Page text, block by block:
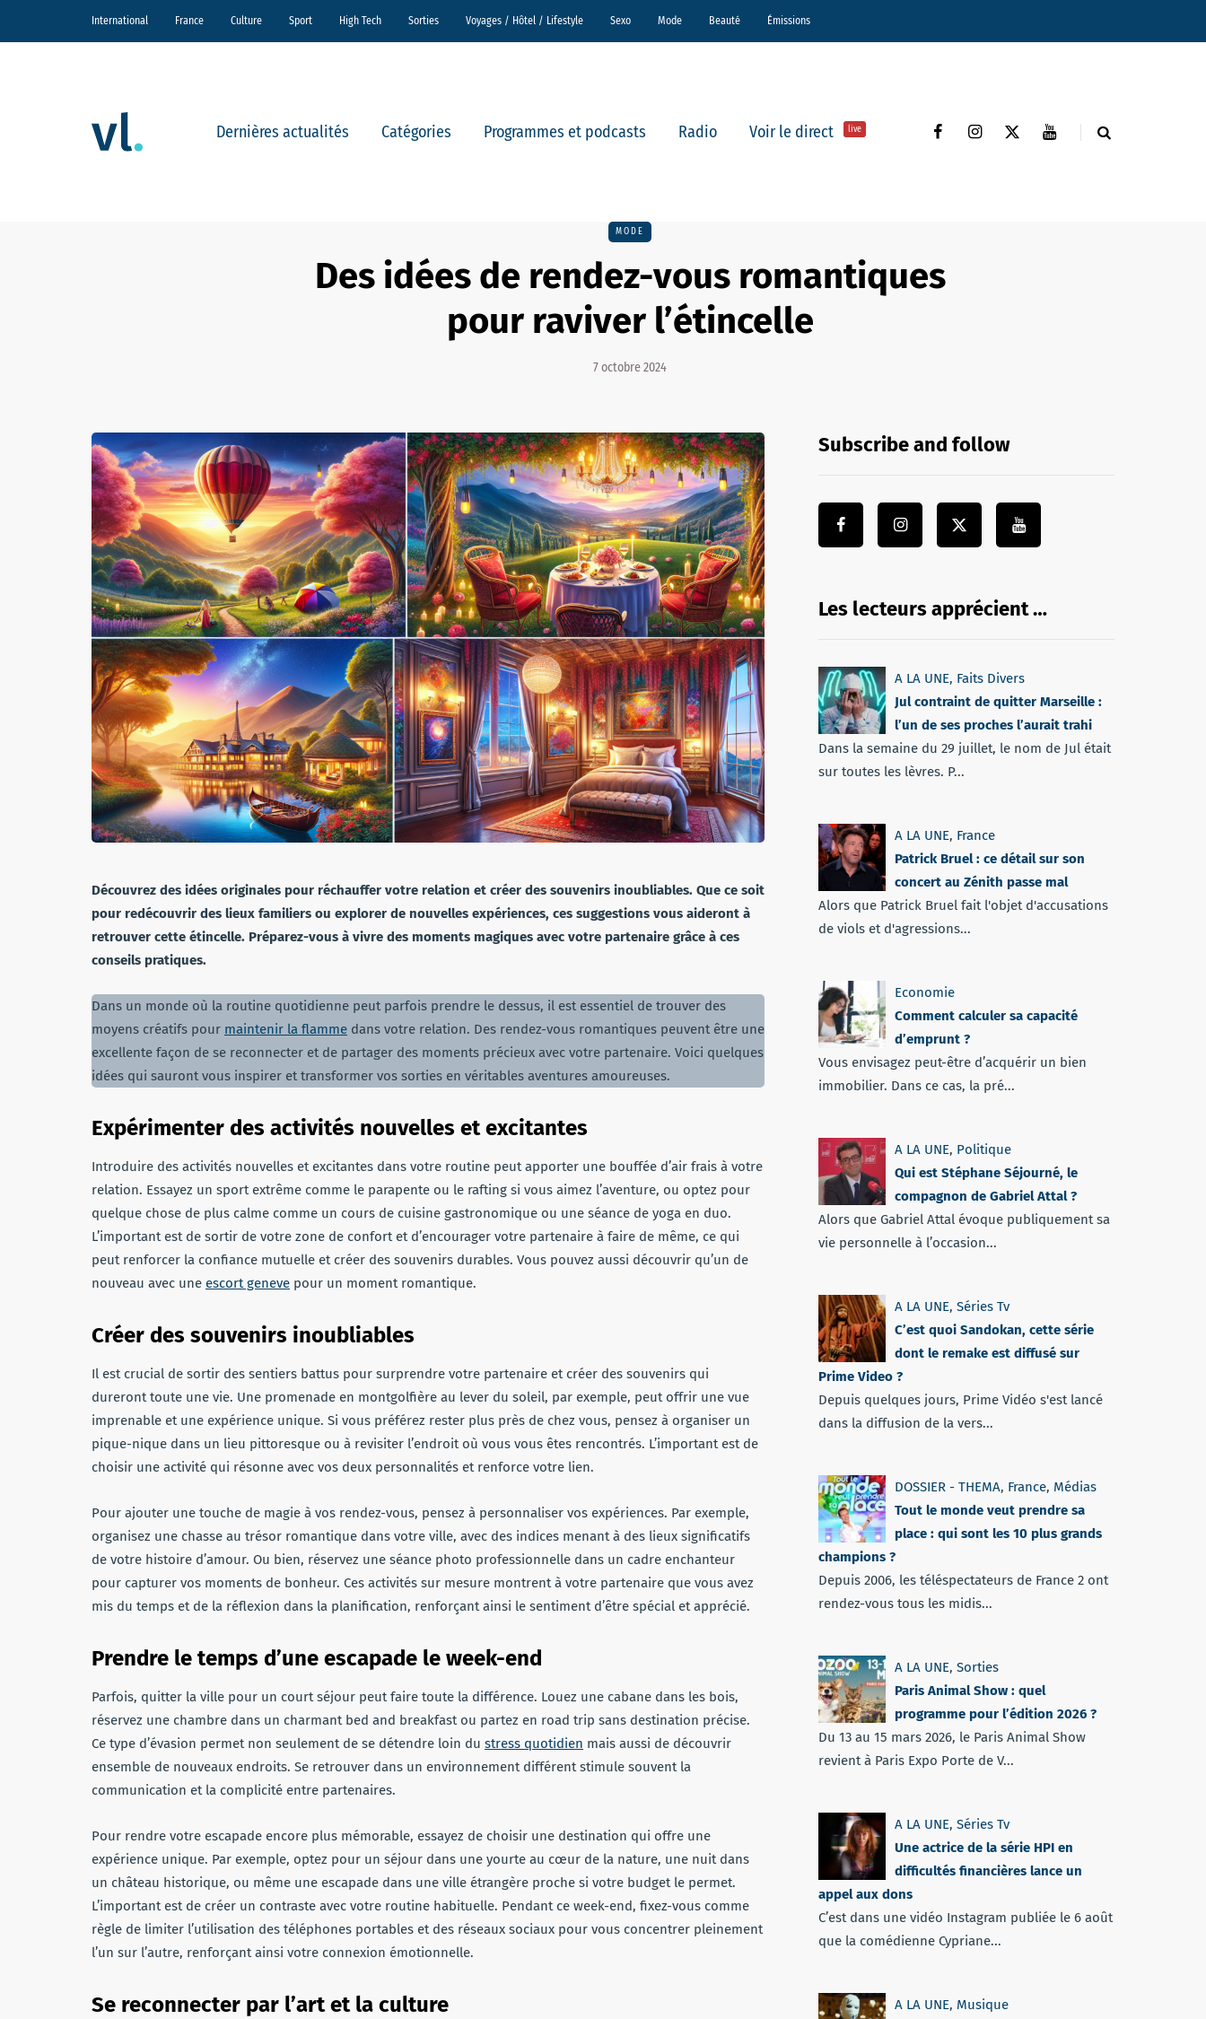
International France Culture Sport High Tech Sorties Voyages / Hôtel / Lifestyle Sexo Mode Beauté Émissions
Dernières actualités Catégories Programmes et podcasts Radio Voir le direct live
MODE
Des idées de rendez-vous romantiques
pour raviver l’étincelle
7 octobre 2024
Découvrez des idées originales pour réchauffer votre relation et créer des souvenirs inoubliables. Que ce soit
pour redécouvrir des lieux familiers ou explorer de nouvelles expériences, ces suggestions vous aideront à
retrouver cette étincelle. Préparez-vous à vivre des moments magiques avec votre partenaire grâce à ces
conseils pratiques.
Dans un monde où la routine quotidienne peut parfois prendre le dessus, il est essentiel de trouver des
moyens créatifs pour maintenir la flamme dans votre relation. Des rendez-vous romantiques peuvent être une
excellente façon de se reconnecter et de partager des moments précieux avec votre partenaire. Voici quelques
idées qui sauront vous inspirer et transformer vos sorties en véritables aventures amoureuses.
Expérimenter des activités nouvelles et excitantes
Introduire des activités nouvelles et excitantes dans votre routine peut apporter une bouffée d’air frais à votre
relation. Essayez un sport extrême comme le parapente ou le rafting si vous aimez l’aventure, ou optez pour
quelque chose de plus calme comme un cours de cuisine gastronomique ou une séance de yoga en duo.
L’important est de sortir de votre zone de confort et d’encourager votre partenaire à faire de même, ce qui
peut renforcer la confiance mutuelle et créer des souvenirs durables. Vous pouvez aussi découvrir qu’un de
nouveau avec une escort geneve pour un moment romantique.
Créer des souvenirs inoubliables
Il est crucial de sortir des sentiers battus pour surprendre votre partenaire et créer des souvenirs qui
dureront toute une vie. Une promenade en montgolfière au lever du soleil, par exemple, peut offrir une vue
imprenable et une expérience unique. Si vous préférez rester plus près de chez vous, pensez à organiser un
pique-nique dans un lieu pittoresque ou à revisiter l’endroit où vous vous êtes rencontrés. L’important est de
choisir une activité qui résonne avec vos deux personnalités et renforce votre lien.
Pour ajouter une touche de magie à vos rendez-vous, pensez à personnaliser vos expériences. Par exemple,
organisez une chasse au trésor romantique dans votre ville, avec des indices menant à des lieux significatifs
de votre histoire d’amour. Ou bien, réservez une séance photo professionnelle dans un cadre enchanteur
pour capturer vos moments de bonheur. Ces activités sur mesure montrent à votre partenaire que vous avez
mis du temps et de la réflexion dans la planification, renforçant ainsi le sentiment d’être spécial et apprécié.
Prendre le temps d’une escapade le week-end
Parfois, quitter la ville pour un court séjour peut faire toute la différence. Louez une cabane dans les bois,
réservez une chambre dans un charmant bed and breakfast ou partez en road trip sans destination précise.
Ce type d’évasion permet non seulement de se détendre loin du stress quotidien mais aussi de découvrir
ensemble de nouveaux endroits. Se retrouver dans un environnement différent stimule souvent la
communication et la complicité entre partenaires.
Pour rendre votre escapade encore plus mémorable, essayez de choisir une destination qui offre une
expérience unique. Par exemple, optez pour un séjour dans une yourte au cœur de la nature, une nuit dans
un château historique, ou même une escapade dans une ville étrangère proche si votre budget le permet.
L’important est de créer un contraste avec votre routine habituelle. Pendant ce week-end, fixez-vous comme
règle de limiter l’utilisation des téléphones portables et des réseaux sociaux pour vous concentrer pleinement
l’un sur l’autre, renforçant ainsi votre connexion émotionnelle.
Se reconnecter par l’art et la culture
Subscribe and follow
Les lecteurs apprécient …
A LA UNE, Faits Divers
Jul contraint de quitter Marseille :
l’un de ses proches l’aurait trahi
Dans la semaine du 29 juillet, le nom de Jul était
sur toutes les lèvres. P...
A LA UNE, France
Patrick Bruel : ce détail sur son
concert au Zénith passe mal
Alors que Patrick Bruel fait l'objet d'accusations
de viols et d'agressions...
Economie
Comment calculer sa capacité
d’emprunt ?
Vous envisagez peut-être d’acquérir un bien
immobilier. Dans ce cas, la pré...
A LA UNE, Politique
Qui est Stéphane Séjourné, le
compagnon de Gabriel Attal ?
Alors que Gabriel Attal évoque publiquement sa
vie personnelle à l’occasion...
A LA UNE, Séries Tv
C’est quoi Sandokan, cette série
dont le remake est diffusé sur
Prime Video ?
Depuis quelques jours, Prime Vidéo s'est lancé
dans la diffusion de la vers...
DOSSIER - THEMA, France, Médias
Tout le monde veut prendre sa
place : qui sont les 10 plus grands
champions ?
Depuis 2006, les téléspectateurs de France 2 ont
rendez-vous tous les midis...
A LA UNE, Sorties
Paris Animal Show : quel
programme pour l’édition 2026 ?
Du 13 au 15 mars 2026, le Paris Animal Show
revient à Paris Expo Porte de V...
A LA UNE, Séries Tv
Une actrice de la série HPI en
difficultés financières lance un
appel aux dons
C’est dans une vidéo Instagram publiée le 6 août
que la comédienne Cypriane...
A LA UNE, Musique